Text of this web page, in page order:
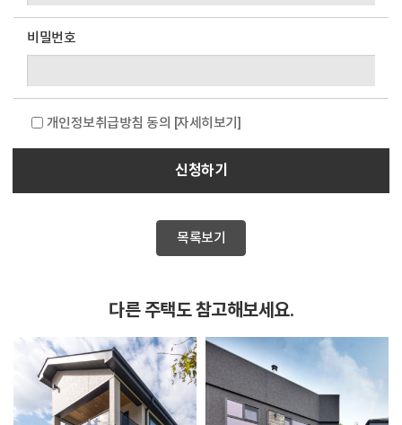
비밀번호
개인정보취급방침 동의 [자세히보기]
신청하기
목록보기
다른 주택도 참고해보세요.